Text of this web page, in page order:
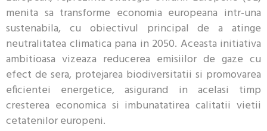
menita sa transforme economia europeana intr-una
sustenabila, cu obiectivul principal de a atinge
neutralitatea climatica pana in 2050. Aceasta initiativa
ambitioasa vizeaza reducerea emisiilor de gaze cu
efect de sera, protejarea biodiversitatii si promovarea
eficientei energetice, asigurand in acelasi timp
cresterea economica si imbunatatirea calitatii vietii
cetatenilor europeni.